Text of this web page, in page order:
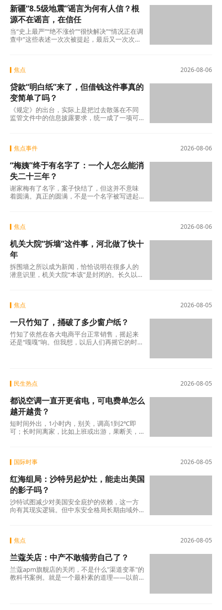
新疆“8.5级地震”谣言为何有人信？根
源不在谣言，在信任
当“史上最严”“绝不涨价”“很快解决”“情况正在调
查中”这些表述一次次被提起，最后又一次次悄
2026-08-06
焦点
贷款“明白纸”来了，但借钱这件事真的
变简单了吗？
《规定》的出台，实际上是把过去散落在不同
监管文件中的信息披露要求，统一成了一项可
2026-08-06
焦点事件
“梅姨”终于有名字了：一个人怎么能消
失二十三年？
谢家梅有了名字，案子快结了，但这并不意味
着圆满。真正的圆满，不是一个名字被写进起
2026-08-06
焦点
机关大院“拆墙”这件事，河北做了快十
年
拆围墙之所以成为新闻，恰恰说明在很多人的
潜意识里，机关大院“本该”是封闭的。长久以
2026-08-05
焦点
一只竹知了，捅破了多少窗户纸？
竹知了依然在各大电商平台正常销售，摇起来
还是“嘎嘎”响。但我想，以后人们再摇它的时
2026-08-05
民生热点
都说空调一直开更省电，可电费单怎么
越开越贵？
短时间外出，1小时内，别关，调高1到2℃即
可；长时间离家，比如上班或出游，果断关，
2026-08-05
国际时事
红海组局：沙特另起炉灶，能走出美国
的影子吗？
沙特试图减少对美国安全庇护的依赖，这一方
向有其现实逻辑。但中东安全格局长期由域外
2026-08-05
焦点
兰蔻关店：中产不敢犒劳自己了？
兰蔻apm旗舰店的关闭，不是什么"渠道变革"的
教科书案例。就是一个最朴素的道理——以前